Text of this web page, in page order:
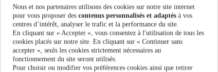
Taille:
Couleur:
Nous et nos partenaires utilisons des cookies sur notre site internet
pour vous proposer des contenus personnalisés et adaptés à vos
centres d’intérêt, analyser le trafic et la performance du site.
En cliquant sur « Accepter », vous consentez à l'utilisation de tous les
cookies placés sur notre site. En cliquant sur « Continuer sans
accepter », seuls les cookies strictement nécessaires au
fonctionnement du site seront utilisés.
Pour choisir ou modifier vos préférences cookies ainsi que retirer